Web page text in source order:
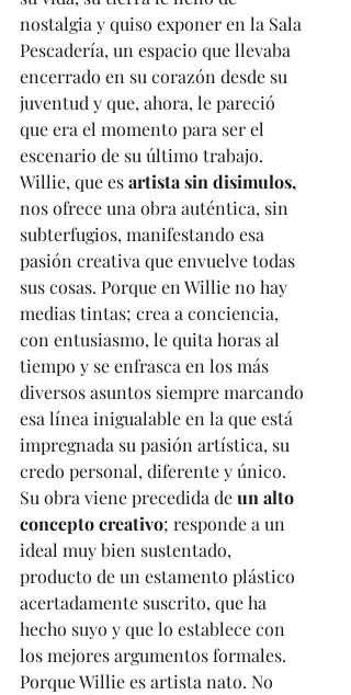
nostalgia y quiso exponer en la Sala
Pescadería, un espacio que llevaba
encerrado en su corazón desde su
juventud y que, ahora, le pareció
que era el momento para ser el
escenario de su último trabajo.
Willie, que es artista sin disimulos,
nos ofrece una obra auténtica, sin
subterfugios, manifestando esa
pasión creativa que envuelve todas
sus cosas. Porque en Willie no hay
medias tintas; crea a conciencia,
con entusiasmo, le quita horas al
tiempo y se enfrasca en los más
diversos asuntos siempre marcando
esa línea inigualable en la que está
impregnada su pasión artística, su
credo personal, diferente y único.
Su obra viene precedida de un alto
concepto creativo; responde a un
ideal muy bien sustentado,
producto de un estamento plástico
acertadamente suscrito, que ha
hecho suyo y que lo establece con
los mejores argumentos formales.
Porque Willie es artista nato. No